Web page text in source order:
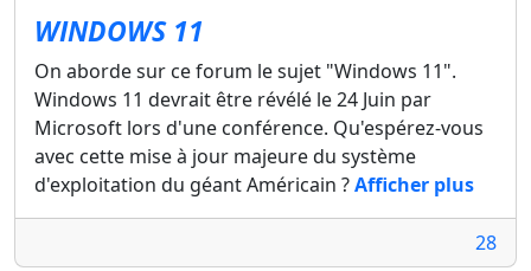
WINDOWS 11
On aborde sur ce forum le sujet "Windows 11".
Windows 11 devrait être révélé le 24 Juin par
Microsoft lors d'une conférence. Qu'espérez-vous
avec cette mise à jour majeure du système
d'exploitation du géant Américain ?Afficher plus
28